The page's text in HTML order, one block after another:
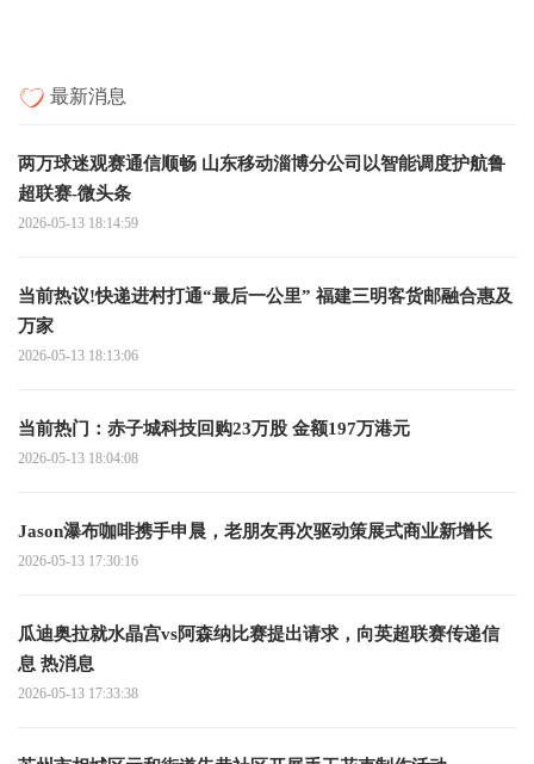
最新消息
两万球迷观赛通信顺畅 山东移动淄博分公司以智能调度护航鲁
超联赛-微头条
2026-05-13 18:14:59
当前热议!快递进村打通“最后一公里” 福建三明客货邮融合惠及
万家
2026-05-13 18:13:06
当前热门：赤子城科技回购23万股 金额197万港元
2026-05-13 18:04:08
Jason瀑布咖啡携手申晨，老朋友再次驱动策展式商业新增长
2026-05-13 17:30:16
瓜迪奥拉就水晶宫vs阿森纳比赛提出请求，向英超联赛传递信
息 热消息
2026-05-13 17:33:38